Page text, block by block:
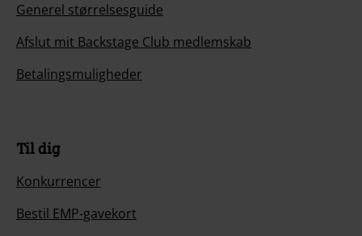
Generel størrelsesguide
Afslut mit Backstage Club medlemskab
Betalingsmuligheder
Til dig
Konkurrencer
Bestil EMP-gavekort